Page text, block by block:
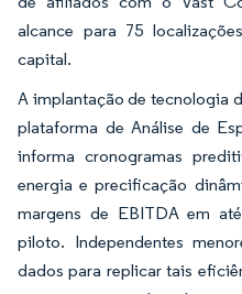
alcance para 75
capital.
A implantação de tecnologia
plataforma de Análise de
informa cronogramas
energia e precificação
margens de EBITDA em
piloto. Independentes
dados para replicar tais